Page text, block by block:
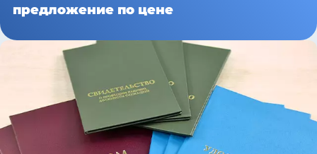
предложение по цене